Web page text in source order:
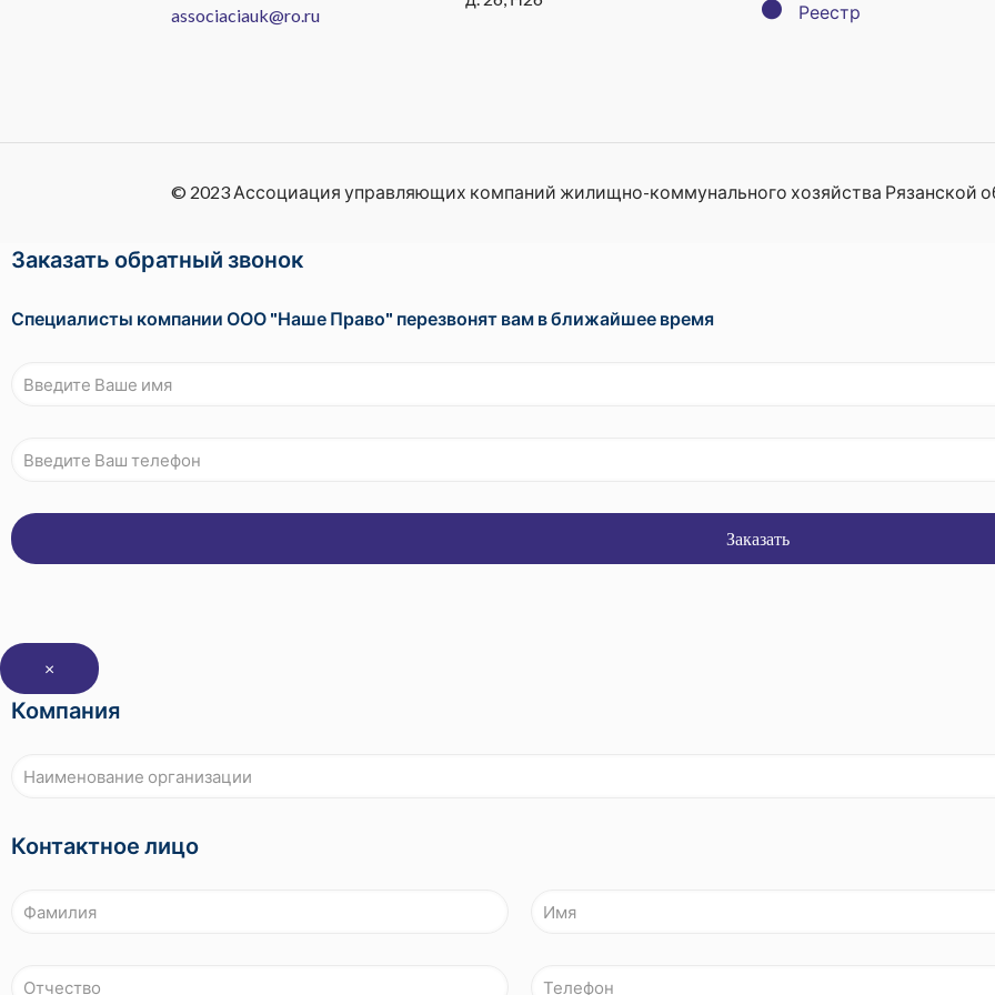
associaciauk@ro.ru
● Реестр
© 2023 Ассоциация управляющих компаний жилищно-коммунального хозяйства Рязанской
Заказать обратный звонок
Специалисты компании ООО "Наше Право" перезвонят вам в ближайшее время
×
Компания
Контактное лицо